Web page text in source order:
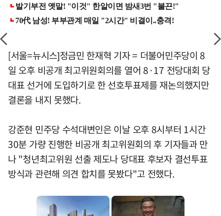
[서울=뉴시스]정금민 한재혁 기자 = 더불어민주당이 8
일 오후 비공개 최고위원회의를 열어 8·17 전당대회 당
대표 선거에 도입하기로 한 선호투표제를 재논의했지만
결론을 내지 못했다.
강준현 민주당 수석대변인은 이날 오후 8시부터 1시간
30분 가량 진행한 비공개 최고위원회의 후 기자들과 만
나 "청년최고위원 선출 제도나 당대표 후보자 결선투표
방식과 관련해 의견 합치를 못봤다"고 전했다.